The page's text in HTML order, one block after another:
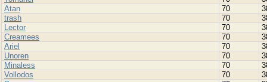
Atan
70
trash
70
Lector
70
Creamees
70
Ariel
70
Unoren
70
Minaless
70
Vollodos
70